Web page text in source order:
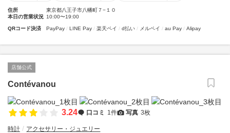
住所
東京都八王子市八幡町７−１０
本日の営業状況 10:00〜19:00
QRコード決済 PayPay LINE Pay 楽天ペイ d払い メルペイ au Pay Alipay
店舗公式
Contévanou
3.24 口コミ 1件 写真 3枚
時計 アクセサリー・ジュエリー